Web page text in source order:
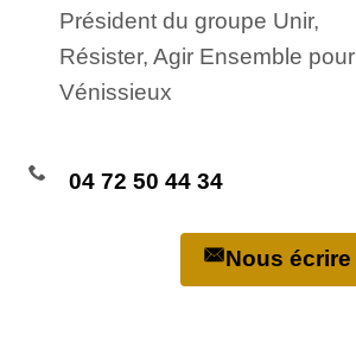
Président du groupe Unir,
Résister, Agir Ensemble pour
Vénissieux
04 72 50 44 34
Nous écrire